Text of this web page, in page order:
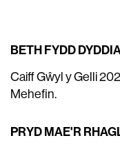
BETH FYDD
Caiff Gŵyl y Gelli
Mehefin.
PRYD MAE'R